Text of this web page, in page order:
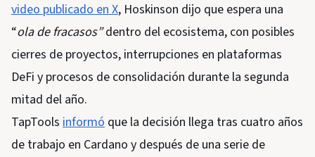
video publicado en X, Hoskinson dijo que espera una
“ola de fracasos”dentro del ecosistema, con posibles
cierres de proyectos, interrupciones en plataformas
DeFi y procesos de consolidación durante la segunda
mitad del año.
TapTools informó que la decisión llega tras cuatro años
de trabajo en Cardano y después de una serie de